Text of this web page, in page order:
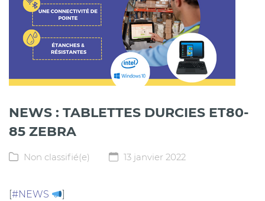
NEWS : TABLETTES DURCIES ET80-
85 ZEBRA
Non classifié(e) 13 janvier 2022
[#NEWS ]